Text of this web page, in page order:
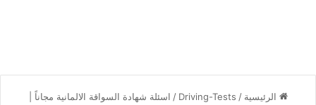
الرئيسية /
Driving-Tests
/ اسئلة شهادة السواقة الالمانية مجاناً |